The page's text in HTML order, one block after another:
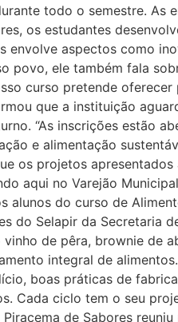
todo o semestre. As
os estudantes
envolve aspectos como
povo, ele também fala
curso pretende oferecer
que a instituição
“As inscrições estão
e alimentação
os projetos apresentados
aqui no Varejão
alunos do curso de
do Selapir da Secretaria
de pêra, brownie de
integral de
boas práticas de
Cada ciclo tem o seu
de Sabores